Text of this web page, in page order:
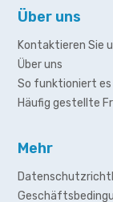
Über uns
Kontaktieren Sie
Über uns
So funktioniert es
Häufig gestellte
Mehr